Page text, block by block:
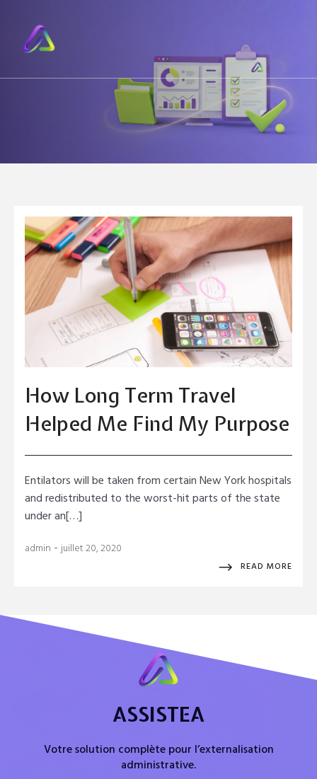
How Long Term Travel
Helped Me Find My Purpose
Entilators will be taken from certain New York hospitals
and redistributed to the worst-hit parts of the state
under an[…]
admin - juillet 20, 2020
READ MORE
ASSISTEA
Votre solution complète pour l’externalisation
administrative.